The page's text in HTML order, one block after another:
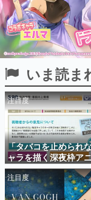
インタビュー
連載・
殿
SNS拡
ど。多
事をま
ゲー
名作ゲ
聞きし
きます
赫本
この物
の形を
いま読ま
注目度
「タバコを止められ
ャラを描く深夜枠ア
聴者の一部から批判
薬物の使用と思しき
て、BPOが議論を交
注目度